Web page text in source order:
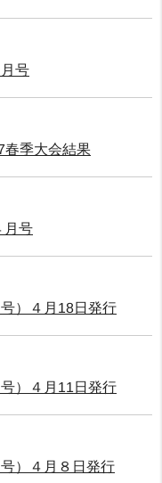
号
季大会結果
月号
）４月18日発行
）４月11日発行
）４月８日発行